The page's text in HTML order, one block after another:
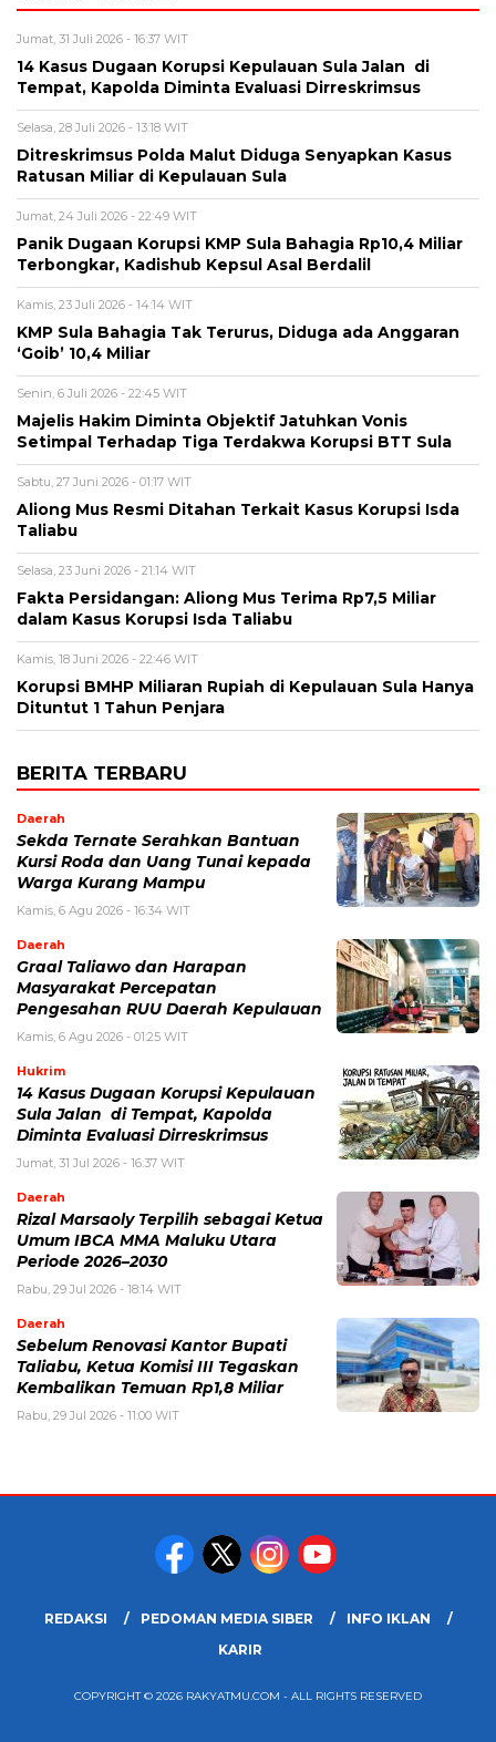
Jumat, 31 Juli 2026 - 16:37 WIT
14 Kasus Dugaan Korupsi Kepulauan Sula Jalan di
Tempat, Kapolda Diminta Evaluasi Dirreskrimsus
Selasa, 28 Juli 2026 - 13:18 WIT
Ditreskrimsus Polda Malut Diduga Senyapkan Kasus
Ratusan Miliar di Kepulauan Sula
Jumat, 24 Juli 2026 - 22:49 WIT
Panik Dugaan Korupsi KMP Sula Bahagia Rp10,4 Miliar
Terbongkar, Kadishub Kepsul Asal Berdalil
Kamis, 23 Juli 2026 - 14:14 WIT
KMP Sula Bahagia Tak Terurus, Diduga ada Anggaran
‘Goib’ 10,4 Miliar
Senin, 6 Juli 2026 - 22:45 WIT
Majelis Hakim Diminta Objektif Jatuhkan Vonis
Setimpal Terhadap Tiga Terdakwa Korupsi BTT Sula
Sabtu, 27 Juni 2026 - 01:17 WIT
Aliong Mus Resmi Ditahan Terkait Kasus Korupsi Isda
Taliabu
Selasa, 23 Juni 2026 - 21:14 WIT
Fakta Persidangan: Aliong Mus Terima Rp7,5 Miliar
dalam Kasus Korupsi Isda Taliabu
Kamis, 18 Juni 2026 - 22:46 WIT
Korupsi BMHP Miliaran Rupiah di Kepulauan Sula Hanya
Dituntut 1 Tahun Penjara
BERITA TERBARU
Daerah
Sekda Ternate Serahkan Bantuan
Kursi Roda dan Uang Tunai kepada
Warga Kurang Mampu
Kamis, 6 Agu 2026 - 16:34 WIT
Daerah
Graal Taliawo dan Harapan
Masyarakat Percepatan
Pengesahan RUU Daerah Kepulauan
Kamis, 6 Agu 2026 - 01:25 WIT
Hukrim
14 Kasus Dugaan Korupsi Kepulauan
Sula Jalan di Tempat, Kapolda
Diminta Evaluasi Dirreskrimsus
Jumat, 31 Jul 2026 - 16:37 WIT
Daerah
Rizal Marsaoly Terpilih sebagai Ketua
Umum IBCA MMA Maluku Utara
Periode 2026–2030
Rabu, 29 Jul 2026 - 18:14 WIT
Daerah
Sebelum Renovasi Kantor Bupati
Taliabu, Ketua Komisi III Tegaskan
Kembalikan Temuan Rp1,8 Miliar
Rabu, 29 Jul 2026 - 11:00 WIT
REDAKSI PEDOMAN MEDIA SIBER
INFO IKLAN
KARIR
COPYRIGHT © 2026 RAKYATMU.COM - ALL RIGHTS RESERVED